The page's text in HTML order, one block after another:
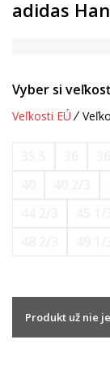
adidas
Vyber si
Veľkosti EÚ
Produkt už nie